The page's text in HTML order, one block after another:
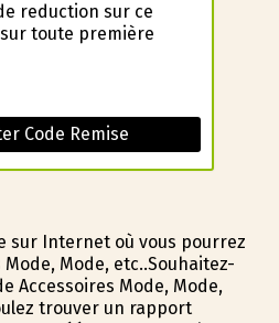
reduction sur ce
toute première
Code Remise
sur Internet où vous pourrez
Mode, etc..Souhaitez-
Accessoires Mode, Mode,
trouver un rapport